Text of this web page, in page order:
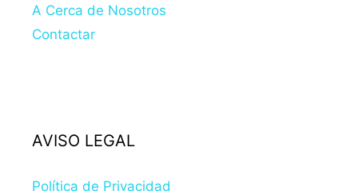
A Cerca de Nosotros
Contactar
AVISO LEGAL
Política de Privacidad